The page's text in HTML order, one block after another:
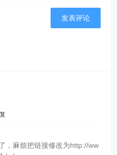
，麻烦把链接修改为http://ww